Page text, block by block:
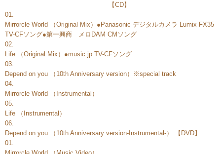
【CD】
01.
Mirrorcle World （Original Mix）●Panasonic デジタルカメラ Lumix FX35
TV-CFソング●第一興商 メロDAM CMソング
02.
Life （Original Mix）●music.jp TV-CFソング
03.
Depend on you （10th Anniversary version）※special track
04.
Mirrorcle World （Instrumental）
05.
Life （Instrumental）
06.
Depend on you （10th Anniversary version-Instrumental-） 【DVD】
01.